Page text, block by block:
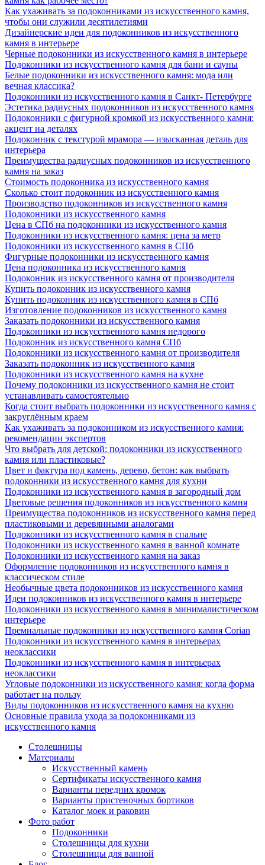
Как ухаживать за подоконниками из искусственного камня,
чтобы они служили десятилетиями
Дизайнерские идеи для подоконников из искусственного
камня в интерьере
Черные подоконники из искусственного камня в интерьере
Подоконники из искусственного камня для бани и сауны
Белые подоконники из искусственного камня: мода или
вечная классика?
Подоконники из искусственного камня в Санкт- Петербурге
Эстетика радиусных подоконников из искусственного камня
Подоконники с фигурной кромкой из искусственного камня:
акцент на деталях
Подоконник с текстурой мрамора — изысканная деталь для
интерьера
Преимущества радиусных подоконников из искусственного
камня на заказ
Стоимость подоконника из искусственного камня
Сколько стоит подоконник из искусственного камня
Производство подоконников из искусственного камня
Подоконники из искусственного камня
Цена в СПб на подоконники из искусственного камня
Подоконники из искусственного камня: цена за метр
Подоконники из искусственного камня в СПб
Фигурные подоконники из искусственного камня
Цена подоконника из искусственного камня
Подоконник из искусственного камня от производителя
Купить подоконник из искусственного камня
Купить подоконник из искусственного камня в СПб
Изготовление подоконников из искусственного камня
Заказать подоконники из искусственного камня
Подоконники из искусственного камня недорого
Подоконник из искусственного камня СПб
Подоконники из искусственного камня от производителя
Заказать подоконник из искусственного камня
Подоконники из искусственного камня на кухне
Почему подоконники из искусственного камня не стоит
устанавливать самостоятельно
Когда стоит выбрать подоконники из искусственного камня с
закруглённым краем
Как ухаживать за подоконником из искусственного камня:
рекомендации экспертов
Что выбрать для детской: подоконники из искусственного
камня или пластиковые?
Цвет и фактура под камень, дерево, бетон: как выбрать
подоконники из искусственного камня для кухни
Подоконники из искусственного камня в загородный дом
Цветовые решения подоконников из искусственного камня
Преимущества подоконников из искусственного камня перед
пластиковыми и деревянными аналогами
Подоконники из искусственного камня в спальне
Подоконники из искусственного камня в ванной комнате
Подоконники из искусственного камня на заказ
Оформление подоконников из искусственного камня в
классическом стиле
Необычные цвета подоконников из искусственного камня
Идеи подоконников из искусственного камня в интерьере
Подоконники из искусственного камня в минималистическом
интерьере
Премиальные подоконники из искусственного камня Corian
Подоконники из искусственного камня в интерьерах
неоклассики
Подоконники из искусственного камня в интерьерах
неоклассики
Угловые подоконники из искусственного камня: когда форма
работает на пользу
Виды подоконников из искусственного камня на кухню
Основные правила ухода за подоконниками из
искусственного камня
Столешницы
Материалы
Искусственный камень
Сертификаты искусственного камня
Варианты передних кромок
Варианты пристеночных бортиков
Каталог моек и раковин
Фото работ
Подоконники
Столешницы для кухни
Столешницы для ванной